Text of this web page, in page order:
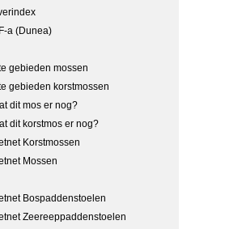
a (Dunea)
gebieden mossen
gebieden korstmossen
dit mos er nog?
dit korstmos er nog?
Korstmossen
Mossen
Bospaddenstoelen
Zeereeppaddenstoelen